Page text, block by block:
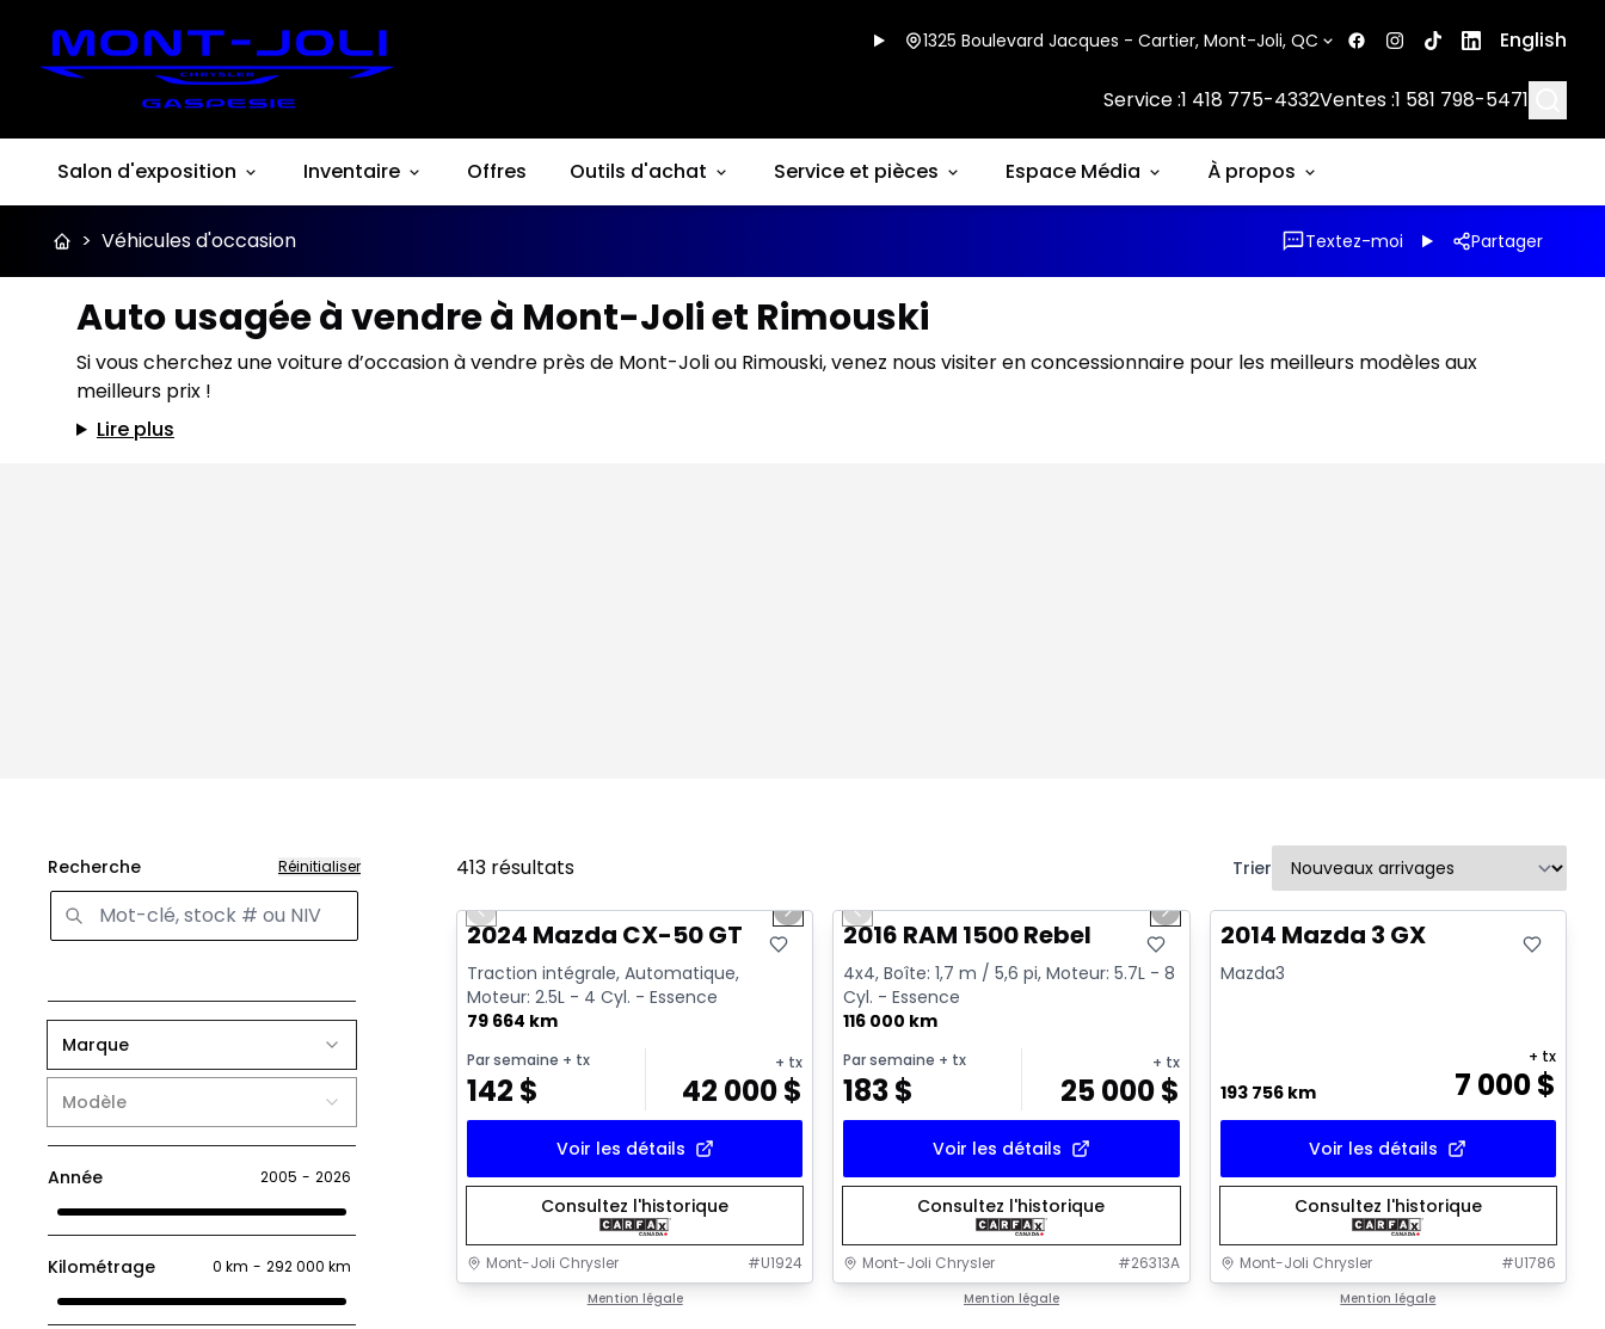
1325 Boulevard Jacques - Cartier, Mont-Joli, QC English
Service :1 418 775-4332Ventes :1 581 798-5471
Salon d'exposition Inventaire Offres Outils d'achat Service et pièces Espace Média À propos
> Véhicules d'occasion Textez-moi Partager
Auto usagée à vendre à Mont-Joli et Rimouski
Si vous cherchez une voiture d’occasion à vendre près de Mont-Joli ou Rimouski, venez nous visiter en concessionnaire pour les meilleurs modèles aux
meilleurs prix !
Lire plus
Recherche Réinitialiser
Marque
Modèle
Année 2005 - 2026
Kilométrage 0 km - 292 000 km
413 résultats Trier
Très bonne offre
Previous slide Next slide
2024 Mazda CX-50 GT
Traction intégrale, Automatique,
Moteur: 2.5L - 4 Cyl. - Essence
79 664 km
Par semaine + tx
142 $
+ tx
42 000$
Voir les détails
Consultez l'historique
Mont-Joli Chrysler #U1924
Mention légale
Previous slide Next slide
2016 RAM 1500 Rebel
4x4, Boîte: 1,7 m / 5,6 pi, Moteur: 5.7L - 8
Cyl. - Essence
116 000 km
Par semaine + tx
183$
+ tx
25 000$
Voir les détails
Consultez l'historique
Mont-Joli Chrysler #26313A
Mention légale
Très bonne offre
2014 Mazda 3 GX
Mazda3
193 756 km 7 000$
+ tx
Voir les détails
Consultez l'historique
Mont-Joli Chrysler #U1786
Mention légale
Très bonne offre Très bonne offre Très bonne offre